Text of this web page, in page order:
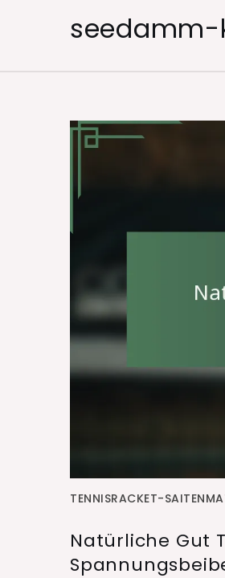
seedamm-
TENNISRACKET-
Natürliche Gut